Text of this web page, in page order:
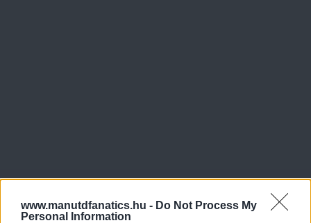
www.manutdfanatics.hu - Do Not Process My
Personal Information